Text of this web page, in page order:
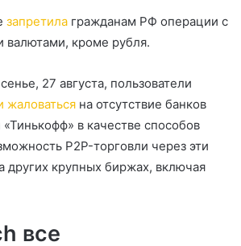
запретила гражданам РФ операции с
кроме рубля.
27 августа, пользователи
жаловаться на отсутствие банков
в качестве способов
P2P-торговли через эти
других крупных биржах, включая
все